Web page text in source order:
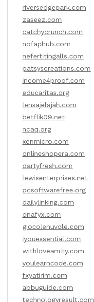
riversedgepark.com
zaseez.com
catchycrunch.com
nofaphub.com
nefertitingalls.com
patsyscreations.com
income4proof.com
educaritas.org
lensajelajah.com
betflik09.net
ncaq.org
xenmicro.com
onlineshopera.com
dartyfresh.com
lewisenterprises.net
pcsoftwarefree.org
dailylinking.com
dnafyx.com
giocolenuvole.com
iyouessential.com
withloveamity.com
youlearncode.com
fxyatirim.com
abbuguide.com
technologyresult.com